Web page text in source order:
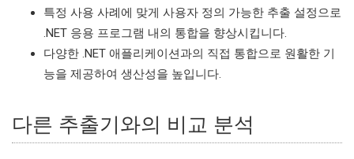
특정 사용 사례에 맞게 사용자 정의 가능한 추출 설정으로
.NET 응용 프로그램 내의 통합을 향상시킵니다.
다양한 .NET 애플리케이션과의 직접 통합으로 원활한 기
능을 제공하여 생산성을 높입니다.
다른 추출기와의 비교 분석